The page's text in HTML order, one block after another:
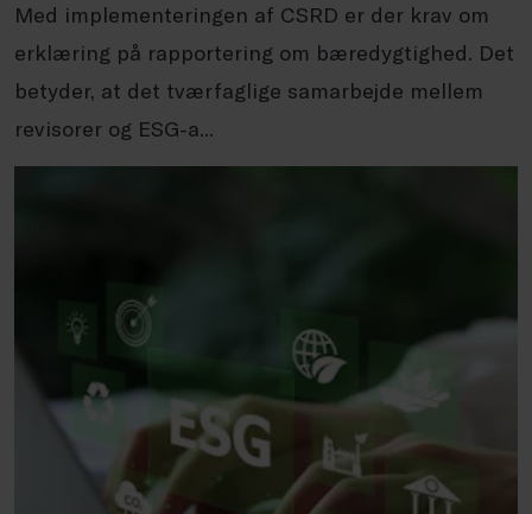
Med implementeringen af CSRD er der krav om
erklæring på rapportering om bæredygtighed. Det
betyder, at det tværfaglige samarbejde mellem
revisorer og ESG-a...